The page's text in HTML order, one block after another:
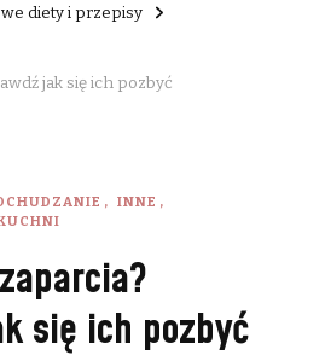
diety i przepisy
jak się ich pozbyć
INNE
się ich pozbyć